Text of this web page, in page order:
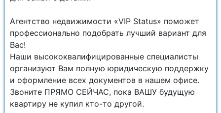
Агентство недвижимости «VIP Status» поможет
профессионально подобрать лучший вариант для
Вас!
Наши высококвалифицированные специалисты
организуют Вам полную юридическую поддержку
и оформление всех документов в нашем офисе.
Звоните ПРЯМО СЕЙЧАС, пока ВАШУ будущую
квартиру не купил кто-то другой.